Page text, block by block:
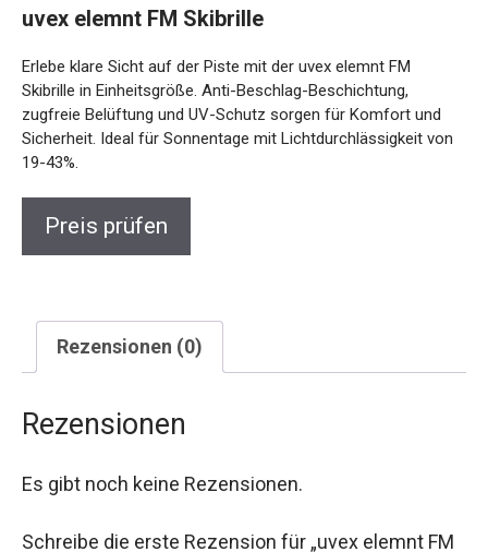
uvex elemnt FM Skibrille
Erlebe klare Sicht auf der Piste mit der uvex elemnt FM
Skibrille in Einheitsgröße. Anti-Beschlag-Beschichtung,
zugfreie Belüftung und UV-Schutz sorgen für Komfort und
Sicherheit. Ideal für Sonnentage mit Lichtdurchlässigkeit von
19-43%.
Preis prüfen
Rezensionen (0)
Rezensionen
Es gibt noch keine Rezensionen.
Schreibe die erste Rezension für „uvex elemnt FM